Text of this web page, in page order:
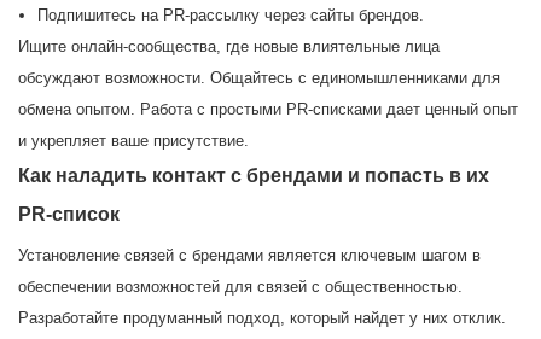
Подпишитесь на PR-рассылку через сайты брендов.
Ищите онлайн-сообщества, где новые влиятельные лица
обсуждают возможности. Общайтесь с единомышленниками для
обмена опытом. Работа с простыми PR-списками дает ценный опыт
и укрепляет ваше присутствие.
Как наладить контакт с брендами и попасть в их
PR-список
Установление связей с брендами является ключевым шагом в
обеспечении возможностей для связей с общественностью.
Разработайте продуманный подход, который найдет у них отклик.